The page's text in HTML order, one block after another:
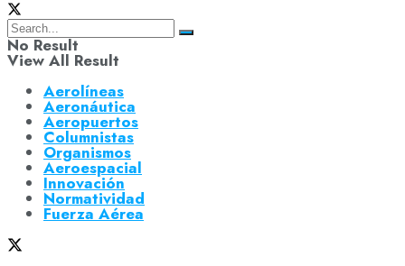
No Result
View All Result
Aerolíneas
Aeronáutica
Aeropuertos
Columnistas
Organismos
Aeroespacial
Innovación
Normatividad
Fuerza Aérea